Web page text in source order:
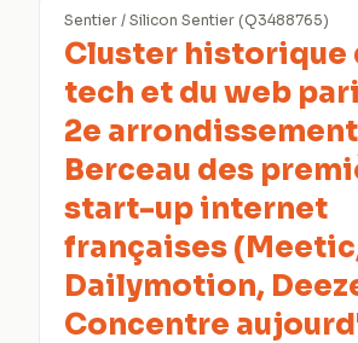
Sentier / Silicon Sentier (Q3488765)
Cluster historique
tech et du web
2e
Berceau des
start-up internet
françaises
Dailymotion,
Concentre